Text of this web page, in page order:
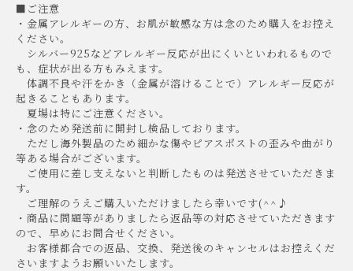
■ご注意
・金属アレルギーの方、お肌が敏感な方は念のため購入をお控え
ください。
シルバー925などアレルギー反応が出にくいといわれるもので
も、症状が出る方もみえます。
体調不良や汗をかき（金属が溶けることで）アレルギー反応が
起きることもあります。
夏場は特にご注意ください。
・念のため発送前に開封し検品しております。
ただし海外製品のため細かな傷やピアスポストの歪みや曲がり
等ある場合がございます。
ご使用に差し支えないと判断したものは発送させていただきま
す。
ご理解のうえご購入いただけましたら幸いです(^^♪
・商品に問題等がありましたら返品等の対応させていただきます
ので、早めにお問合せください。
お客様都合での返品、交換、発送後のキャンセルはお控えくだ
さいますようお願いいたします。